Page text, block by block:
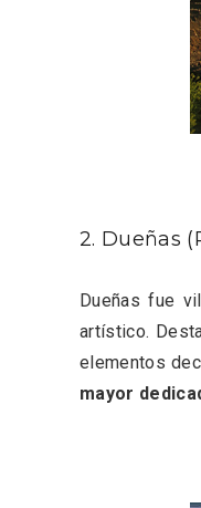
2. Dueñas
Dueñas fue
artístico.
elementos
mayor
V Feria
2026 en